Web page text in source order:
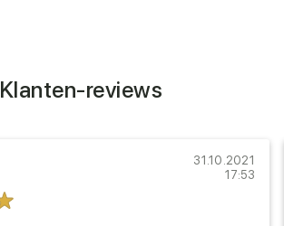
Klanten-reviews
31.10.2021
17:53